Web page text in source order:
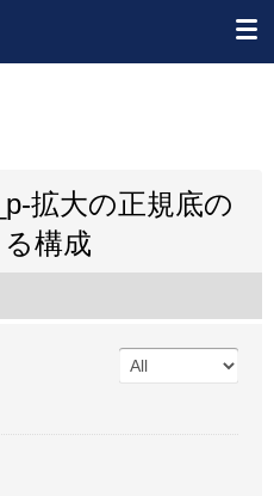
拡大の正規底の
構成